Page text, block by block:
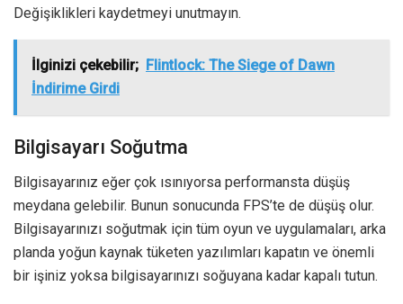
Değişiklikleri kaydetmeyi unutmayın.
İlginizi çekebilir; Flintlock: The Siege of Dawn
İndirime Girdi
Bilgisayarı Soğutma
Bilgisayarınız eğer çok ısınıyorsa performansta düşüş
meydana gelebilir. Bunun sonucunda FPS’te de düşüş olur.
Bilgisayarınızı soğutmak için tüm oyun ve uygulamaları, arka
planda yoğun kaynak tüketen yazılımları kapatın ve önemli
bir işiniz yoksa bilgisayarınızı soğuyana kadar kapalı tutun.